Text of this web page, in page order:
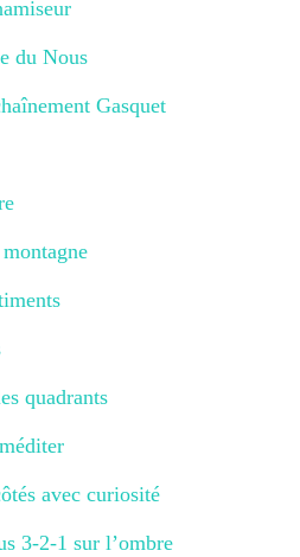
du Nous
Gasquet
quadrants
avec curiosité
3-2-1 sur l’ombre